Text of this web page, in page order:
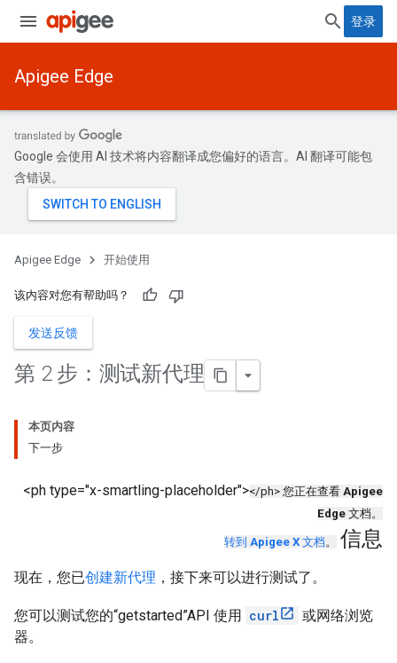
登录
Apigee Edge
Google 会使用 AI 技术将内容翻译成您偏好的语言。AI 翻译可能包
含错误。
Apigee Edge 开始使用
该内容对您有帮助吗？
发送反馈
第 2 步：测试新代理
本页内容
下一步
<ph type="x-smartling-placeholder"></ph> 您正在查看 Apigee
Edge 文档。
转到 Apigee X 文档。 信息
现在，您已创建新代理 ，接下来可以进行测试了。
您可以测试您的“getstarted”API 使用 curl
或网络浏览
器。